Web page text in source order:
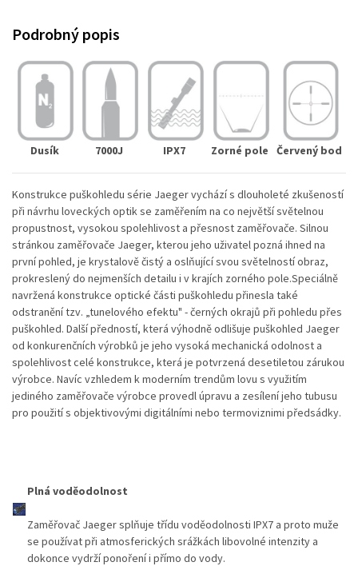
Podrobný popis
Dusík 7000J IPX7 Zorné pole Červený bod
Konstrukce puškohledu série Jaeger vychází s dlouholeté zkušeností
při návrhu loveckých optik se zaměřením na co největší světelnou
propustnost, vysokou spolehlivost a přesnost zaměřovače. Silnou
stránkou zaměřovače Jaeger, kterou jeho uživatel pozná ihned na
první pohled, je krystalově čistý a oslňující svou světelností obraz,
prokreslený do nejmenších detailu i v krajích zorného pole.Speciálně
navržená konstrukce optické části puškohledu přinesla také
odstranění tzv. „tunelového efektu" - černých okrajů při pohledu přes
puškohled. Další předností, která výhodně odlišuje puškohled Jaeger
od konkurenčních výrobků je jeho vysoká mechanická odolnost a
spolehlivost celé konstrukce, která je potvrzená desetiletou zárukou
výrobce. Navíc vzhledem k moderním trendům lovu s využitím
jediného zaměřovače výrobce provedl úpravu a zesílení jeho tubusu
pro použití s objektivovými digitálními nebo termoviznimi předsádky.
Plná voděodolnost
Zaměřovač Jaeger splňuje třídu voděodolnosti IPX7 a proto muže
se používat při atmosferických srážkách libovolné intenzity a
dokonce vydrží ponoření i přímo do vody.